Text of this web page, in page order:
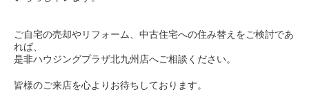
ご自宅の売却やリフォーム、中古住宅への住み替えをご検討であ
れば、
是非ハウジングプラザ北九州店へご相談ください。
皆様のご来店を心よりお待ちしております。